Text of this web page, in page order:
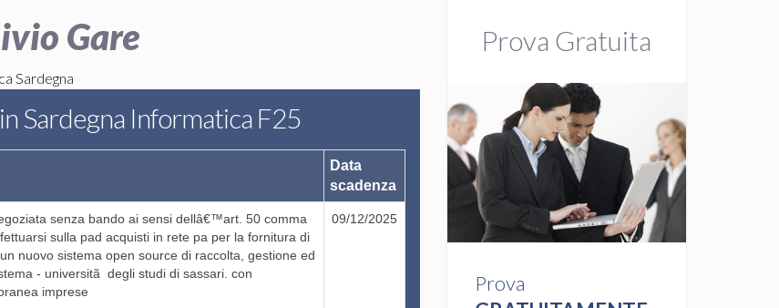
Gare
Sardegna
Sardegna Informatica F25
Data
scadenza
senza bando ai sensi dellâ€™art. 50 comma
sulla pad acquisti in rete pa per la fornitura di
nuovo sistema open source di raccolta, gestione ed
- universitã degli studi di sassari. con
imprese
09/12/2025
Prova Gratuita
Prova